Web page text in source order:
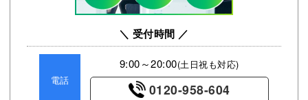
＼ 受付時間 ／
電話
9:00～20:00(土日祝も対応)
0120-958-604